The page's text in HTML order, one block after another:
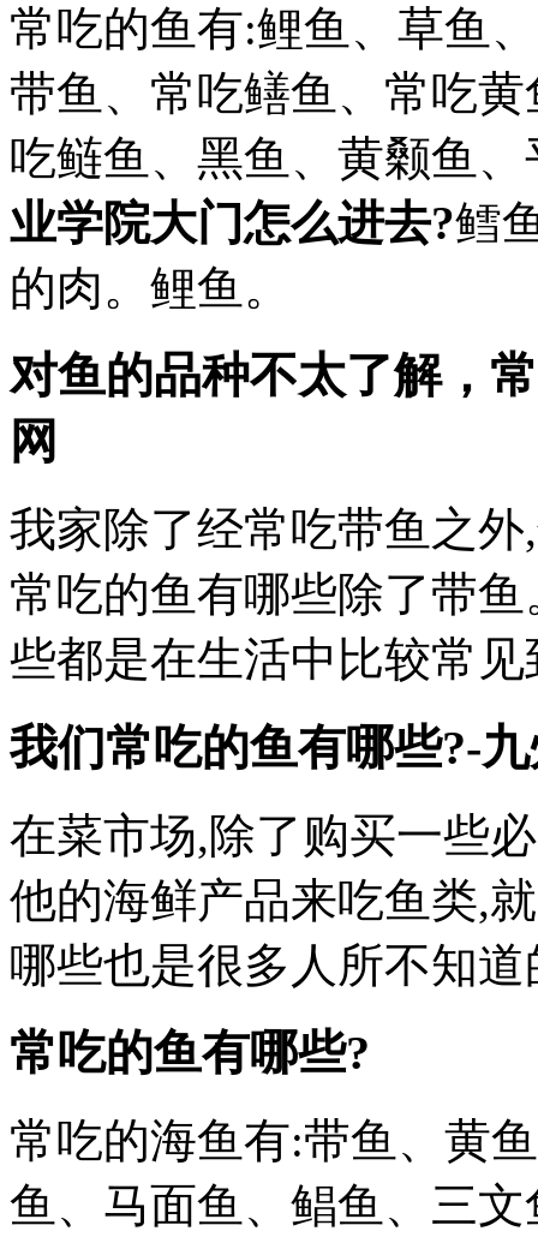
常吃的鱼有:鲤鱼、草鱼
带鱼、常吃鳝鱼、常吃
吃鲢鱼、黑鱼、黄颡鱼
业学院大门怎么进去?鳕
的肉。鲤鱼。
对鱼的品种不太了解，
网
我家除了经常吃带鱼之
常吃的鱼有哪些除了带
些都是在生活中比较常
我们常吃的鱼有哪些?-
在菜市场,除了购买一些
他的海鲜产品来吃鱼类,
哪些也是很多人所不知
常吃的鱼有哪些?
常吃的海鱼有:带鱼、黄
鱼、马面鱼、鲳鱼、三